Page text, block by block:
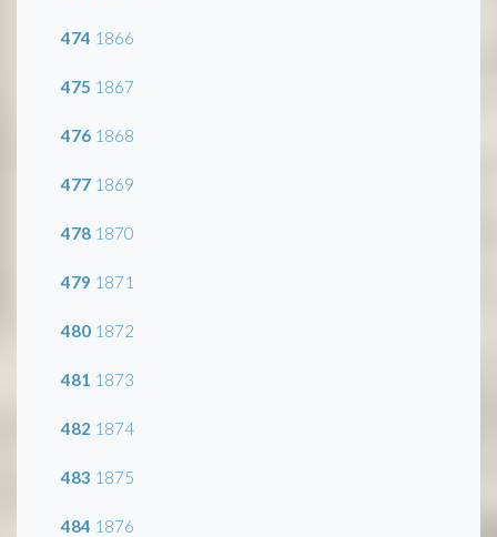
474 1866
475 1867
476 1868
477 1869
478 1870
479 1871
480 1872
481 1873
482 1874
483 1875
484 1876